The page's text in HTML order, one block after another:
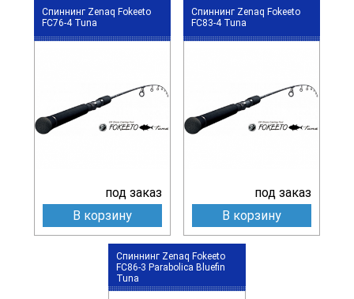
Спиннинг Zenaq Fokeeto
FC76-4 Tuna
под заказ
В корзину
Спиннинг Zenaq Fokeeto
FC83-4 Tuna
под заказ
В корзину
Спиннинг Zenaq Fokeeto
FC86-3 Parabolica Bluefin
Tuna